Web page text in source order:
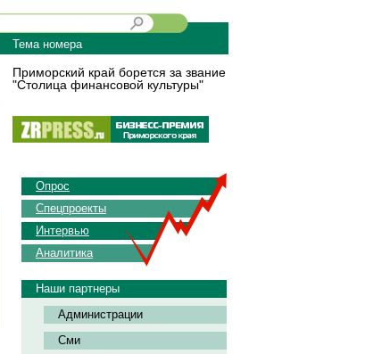
Тема номера
Приморский край борется за звание
"Столица финансовой культуры"
Опрос
Спецпроекты
Интервью
Аналитика
Наши партнеры
Администрации
Сми